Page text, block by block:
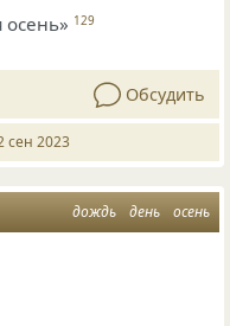
129
Обсудить
сен 2023
дождь день осень